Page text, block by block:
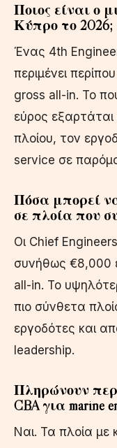
Ποιος είναι ο
Κύπρο το 2026;
Ένας 4th
περιμένει
gross all-in. Το
εύρος
πλοίου, τον
service σε
Πόσα μπορεί να
σε πλοία που
Οι Chief
συνήθως €8,000
all-in. Το
πιο σύνθετα
εργοδότες και
leadership.
Πληρώνουν
CBA για marine
Ναι. Τα πλοία με